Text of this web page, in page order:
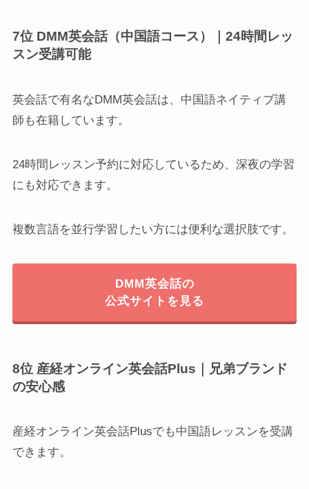
7位 DMM英会話（中国語コース）｜24時間レッ
スン受講可能
英会話で有名なDMM英会話は、中国語ネイティブ講
師も在籍しています。
24時間レッスン予約に対応しているため、深夜の学習
にも対応できます。
複数言語を並行学習したい方には便利な選択肢です。
DMM英会話の
公式サイトを見る
8位 産経オンライン英会話Plus｜兄弟ブランド
の安心感
産経オンライン英会話Plusでも中国語レッスンを受講
できます。